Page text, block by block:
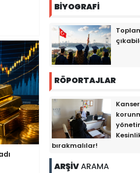
BİYOGRAFİ
RÖPORTAJLAR
bırakmalılar!
ARŞİVARAMA